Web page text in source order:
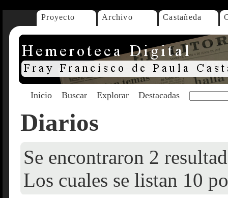
Proyecto Archivo Castañeda
Inicio Buscar Explorar Destacadas
Diarios
Se encontraron 2
Los cuales se listan 10